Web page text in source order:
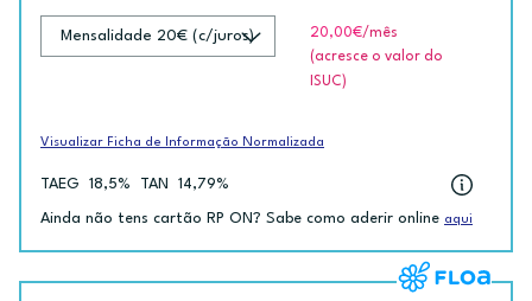
20,00€/mês
(acresce o valor do
ISUC)
Visualizar Ficha de Informação Normalizada
TAEG 18,5% TAN 14,79%
Ainda não tens cartão RP ON? Sabe como aderir online aqui